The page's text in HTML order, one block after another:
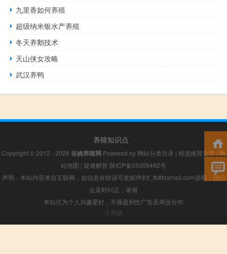
九里香如何养殖
超级纳米银水产养殖
冬天养鹅技术
天山侠女攻略
武汉养鸭
养殖知识点
Copyright © 2012 - 2026 谷姚养殖网 Powered by 网站分类目录 | 精选推荐文章 | 网
站地图 | 疑难解答 陕ICP备05009492号
声明：本站内容来自互联网，如信息有错误可发邮件到f_fb#foxmail.com说明，我们
会及时纠正，谢谢
本站仅为个人兴趣爱好，不接盈利性广告及商业合作
小男孩